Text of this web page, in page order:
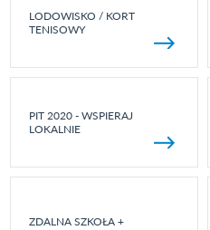
LODOWISKO / KORT
TENISOWY
PIT 2020 - WSPIERAJ
LOKALNIE
ZDALNA SZKOŁA +